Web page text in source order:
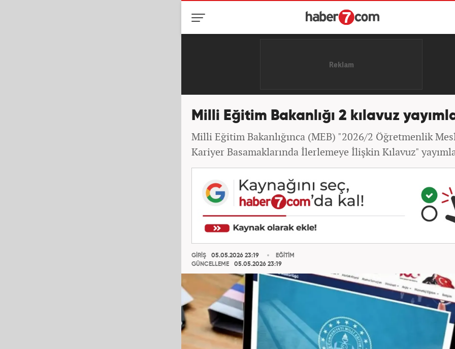
Milli Eğitim Bakanlığı 2 kılavuz
Milli Eğitim Bakanlığınca (MEB) "2026/2 Öğretmenlik
Kariyer Basamaklarında İlerlemeye İlişkin Kılavuz"
GİRİŞ
05.05.2026 23:19
GÜNCELLEME
05.05.2026 23:19
EĞİTİM